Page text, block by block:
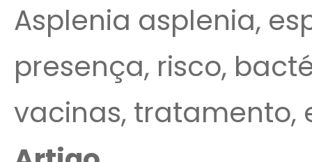
Asplenia asplenia,
presença, risco,
vacinas, tratamento,